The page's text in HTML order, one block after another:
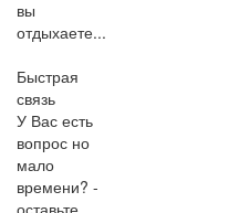
вы
отдыхаете...
Быстрая
связь
У Вас есть
вопрос но
мало
времени? -
оставьте